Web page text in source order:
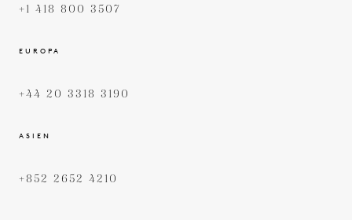
+1 418 800 3507
EUROPA
+44 20 3318 3190
ASIEN
+852 2652 4210